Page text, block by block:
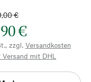
€
€
zzgl. Versandkosten
mit DHL